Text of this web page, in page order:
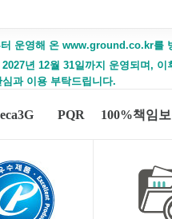
터 운영해 온 www.ground.co.kr를
년 12월 31일까지 운영되며,
과 이용 부탁드립니다.
eca3G PQR 100%책임